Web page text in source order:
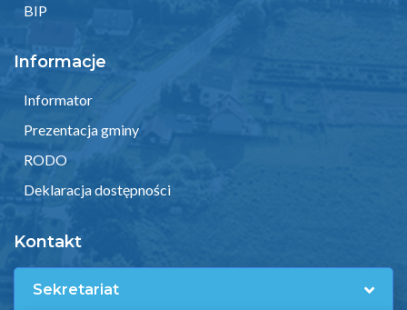
BIP
Informacje
Informator
Prezentacja gminy
RODO
Deklaracja dostępności
Kontakt
Sekretariat